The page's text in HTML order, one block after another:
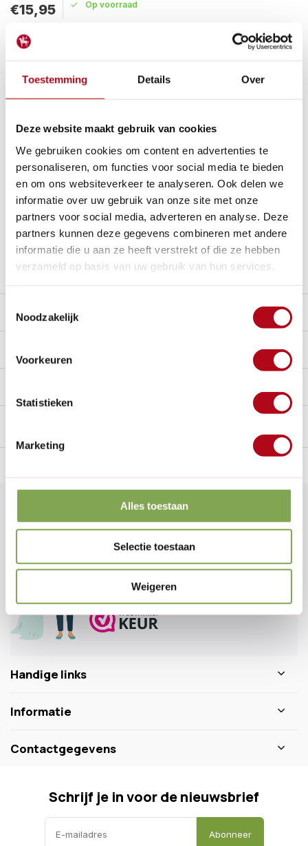
Toestemming Details Over
Deze website maakt gebruik van cookies
We gebruiken cookies om content en advertenties te
personaliseren, om functies voor social media te bieden
en om ons websiteverkeer te analyseren. Ook delen we
informatie over uw gebruik van onze site met onze
partners voor social media, adverteren en analyse. Deze
partners kunnen deze gegevens combineren met andere
informatie die u aan ze heeft verstrekt of die ze hebben
verzameld op basis van uw gebruik van hun services.
Noodzakelijk
Voorkeuren
Statistieken
Marketing
Alles toestaan
Selectie toestaan
Weigeren
€15,95 Op voorraad
Maak een keuze:
Levertijd: 1 - 2 werkdagen
Met onze handige onkruidborstel met mes gemaakt van
tuinpaden en terrassen een stuk eenvoudiger.
Betaal achteraf met Riverty.
Gratis verzendenvanaf € 60 in België en Nederland.*
14 dagen bedenktijd
Al28 jaarde tuinspecialist voor tuinliefhebbers
Nieuw:Haal je bestelling in Wilnis bij ons op!
Stel een vraag over dit product
Beschrijving
Klantenservice nu geopend
0346 218 111
info@dewiltfang.nl
+31 640511932
Handige links
Informatie
Contactgegevens
Schrijf je in voor de nieuwsbrief
Abonneer